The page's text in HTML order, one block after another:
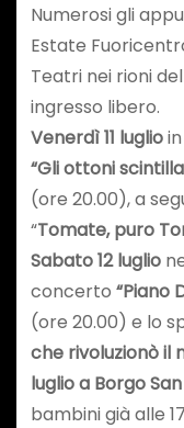
Numerosi gli
Estate
Teatri nei rioni
ingresso libero.
Venerdì 11 luglioin
“Gli ottoni
(ore 20.00), a
“Tomate, puro
Sabato 12 luglio
concerto “Piano
(ore 20.00) e lo
che rivoluzionò il
luglio a Borgo
bambini già alle